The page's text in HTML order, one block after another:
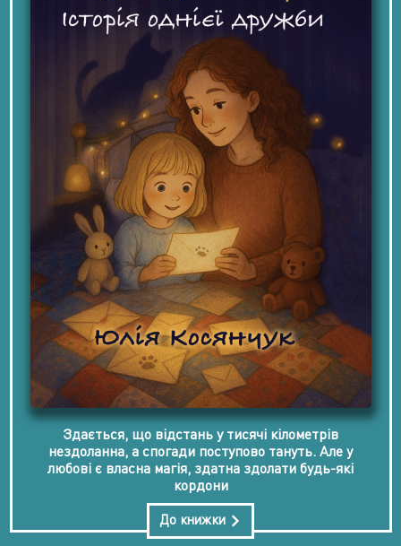
Здається, що відстань у тисячі кілометрів
нездоланна, а спогади поступово тануть. Але у
любові є власна магія, здатна здолати будь-які
кордони
До книжки